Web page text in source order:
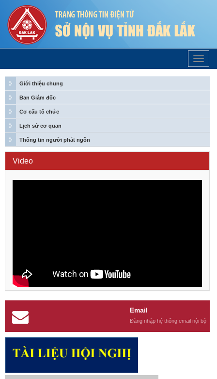
Trang
Chủ
Giới thiệu chung
Ban Giám đốc
Cơ cấu tổ chức
Lịch sử cơ quan
Thông tin người phát ngôn
Video
Email
Đăng nhập hệ thống email nội bộ